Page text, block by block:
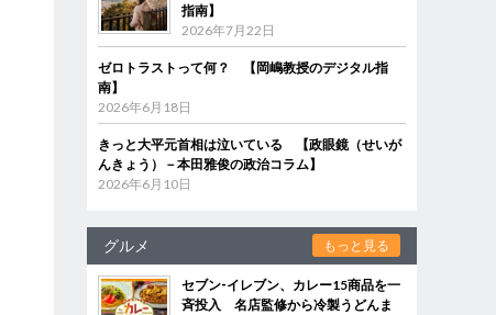
指南】
2026年7月22日
ゼロトラストって何？ 【岡嶋教授のデジタル指
南】
2026年6月18日
きっと大平元首相は泣いている 【政眼鏡（せいが
んきょう）－本田雅俊の政治コラム】
2026年6月10日
グルメ もっと見る
セブン‐イレブン、カレー15商品を一
斉投入 名店監修から冷製うどんま